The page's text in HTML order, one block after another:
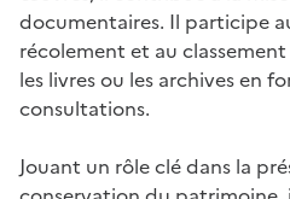
documentaires. Il participe
récolement et au
les livres ou les archives en
consultations.
Jouant un rôle clé dans la